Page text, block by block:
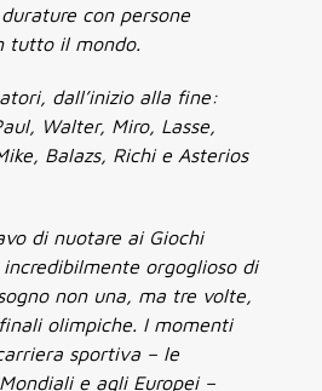
con persone
tutto il mondo.
dall’inizio alla fine:
Walter, Miro, Lasse,
Balazs, Richi e Asterios
di nuotare ai Giochi
orgoglioso di
non una, ma tre volte,
olimpiche. I momenti
sportiva – le
e agli Europei –